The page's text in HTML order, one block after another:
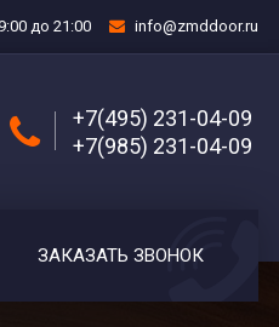
до 21:00 info@zmddoor.ru
+7(495) 231-04-09
+7(985) 231-04-09
ЗАКАЗАТЬ ЗВОНОК